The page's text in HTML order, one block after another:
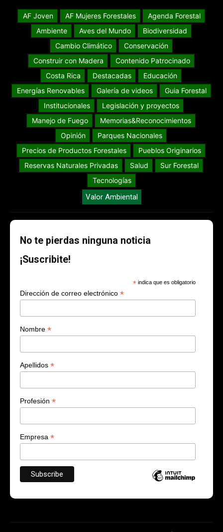
AF Joven AF Mujeres Forestales
Agenda Forestal
Ambiente
Aves del Mundo
Biodiversidad
Cambio Climático
Conservación
Construir con Madera
Contenido Patrocinado
Costa Rica
Destacadas
Educación
Energías Renovables
Galería de videos
Guia Forestal
Institucionales
Legislación y proyectos
Manejo de Fuego
Memorias&Reconocimientos
Opinión
Parques Nacionales
Precios de Productos Forestales
Pueblos Originarios
Reservas Naturales Privadas
Salud
Sur Forestal
Tecnologías
Valor Ambiental
No te pierdas ninguna noticia
¡Suscribite!
* indica que es obligatorio
Dirección de correo electrónico *
Nombre *
Apellidos *
Profesión *
Empresa *